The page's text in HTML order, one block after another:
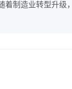
制造业转型升